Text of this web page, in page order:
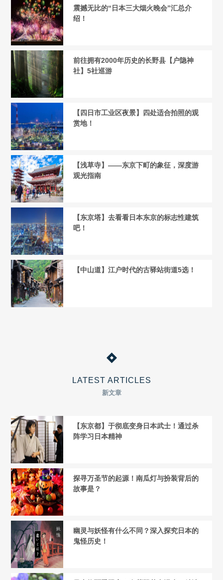
震撼无比的“日本三大烟火晚会”汇总介
绍！
前往拥有2000年历史的长野县【户隐神
社】5社巡游
【四日市工业区夜景】四处适合拍照的观
赏地！
【浅草寺】——东京下町的象征，深度游
观光指南
【东京塔】去看看日本东京的标志性建筑
吧！
【中山道】江户时代的古驿站街道5选！
LATEST ARTICLES
新文章
【东京都】于彻底变身日本武士！通过杀
阵学习日本精神
探寻万圣节的起源！南瓜灯与扮装背后的
故事是？
幽灵与妖怪有什么不同？深入探究日本的
鬼怪历史！